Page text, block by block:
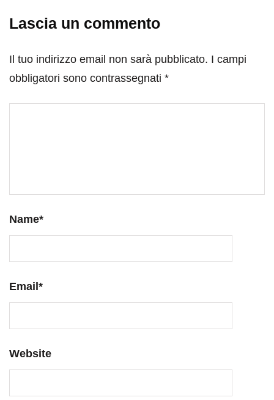
Lascia un commento
Il tuo indirizzo email non sarà pubblicato. I campi
obbligatori sono contrassegnati *
Name*
Email*
Website